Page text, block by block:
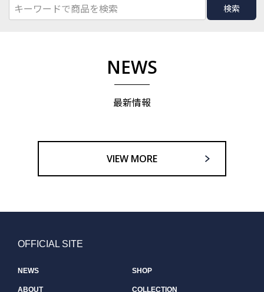
検索
NEWS
最新情報
VIEW MORE
OFFICIAL SITE
NEWS SHOP
ABOUT COLLECTION